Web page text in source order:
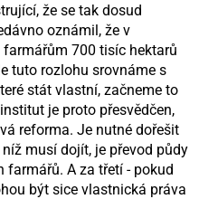
že se tak dosud
oznámil, že v
700 tisíc hektarů
tuto rozlohu srovnáme s
stát vlastní, začneme to
je proto přesvědčen,
reforma. Je nutné dořešit
musí dojít, je převod půdy
A za třetí - pokud
být sice vlastnická práva